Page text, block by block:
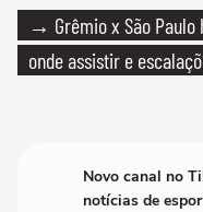
→ Grêmio x São Paulo
onde assistir e
Novo canal no
notícias de